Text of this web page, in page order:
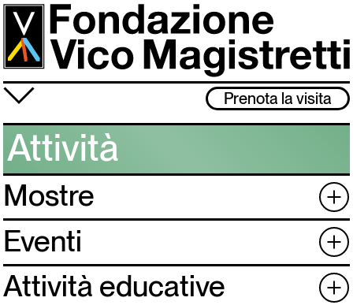
Salta
contenuto
principale
≡ Prenota la visita
Fondazione
Attività
Vico Magistretti
Visita
Archivio
Attività
+
Mostre
+
Eventi
+
Attività educative